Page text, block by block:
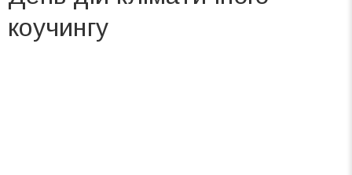
коучингу